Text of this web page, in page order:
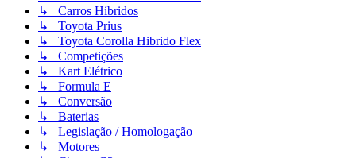
↳ Carros Híbridos
↳ Toyota Prius
↳ Toyota Corolla Hibrido Flex
↳ Competições
↳ Kart Elétrico
↳ Formula E
↳ Conversão
↳ Baterias
↳ Legislação / Homologação
↳ Motores